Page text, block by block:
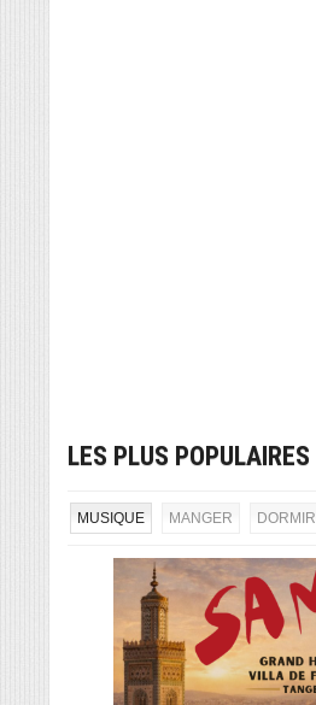
LES PLUS POPULAIRES
MUSIQUE MANGER DORMIR